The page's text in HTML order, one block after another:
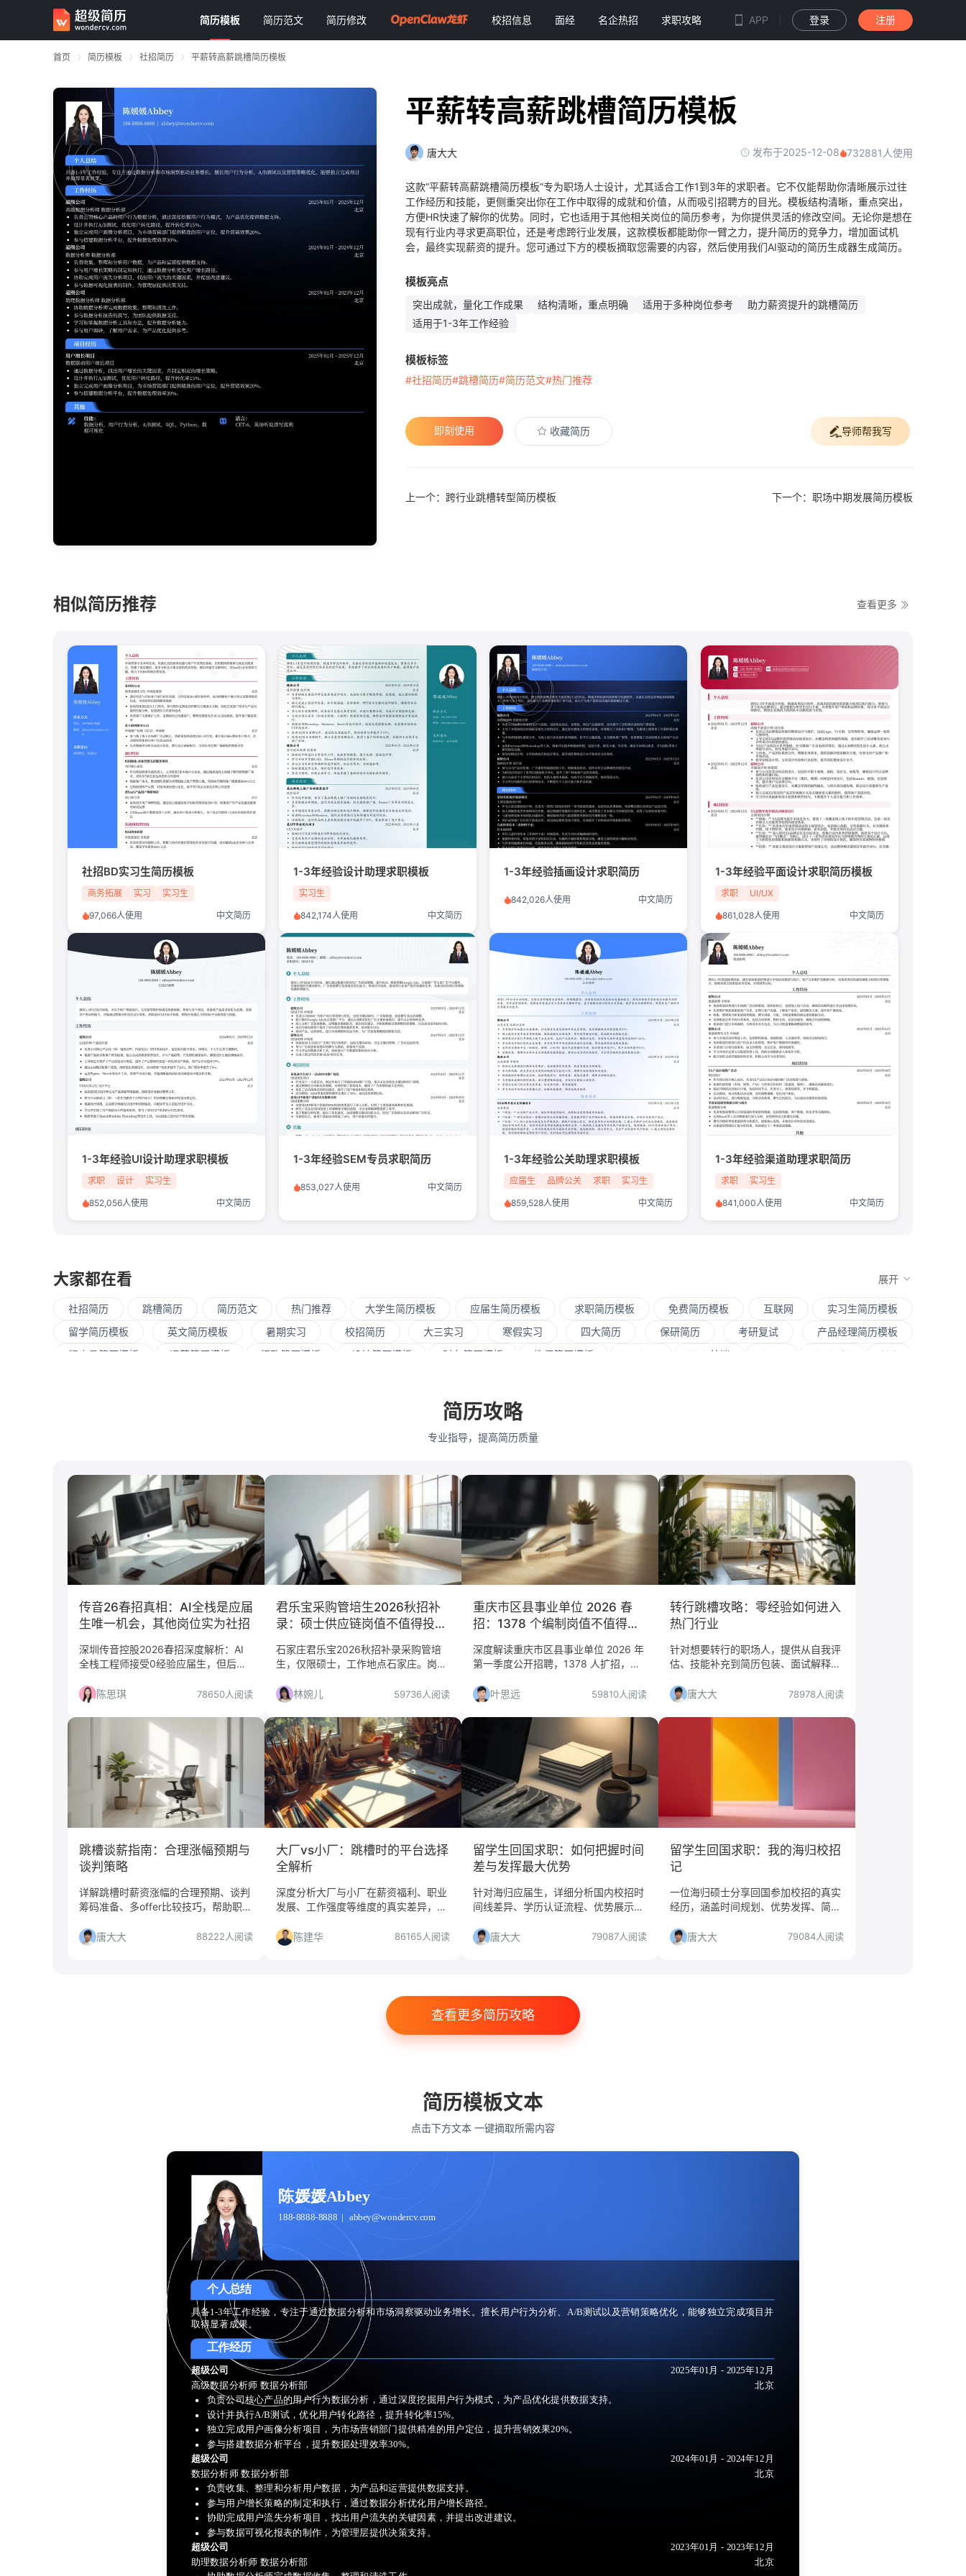
简历模板 简历范文 简历修改 校招信息 面经 名企热招 求职攻略 APP 登录 注册
首页 简历模板 社招简历 平薪转高薪跳槽简历模板
平薪转高薪跳槽简历模板
唐大大 发布于2025-12-08 732881人使用
这款“平薪转高薪跳槽简历模板”专为职场人士设计，尤其适合工作1到3年的求职者。它不仅能帮助你清晰展示过往
工作经历和技能，更侧重突出你在工作中取得的成就和价值，从而吸引招聘方的目光。模板结构清晰，重点突出，
方便HR快速了解你的优势。同时，它也适用于其他相关岗位的简历参考，为你提供灵活的修改空间。无论你是想在
现有行业内寻求更高职位，还是考虑跨行业发展，这款模板都能助你一臂之力，提升简历的竞争力，增加面试机
会，最终实现薪资的提升。您可通过下方的模板摘取您需要的内容，然后使用我们AI驱动的简历生成器生成简历。
模板亮点
突出成就，量化工作成果 结构清晰，重点明确 适用于多种岗位参考
助力薪资提升的跳槽简历
适用于1-3年工作经验
模板标签
#社招简历#跳槽简历#简历范文#热门推荐
即刻使用 收藏简历 导师帮我写
上一个：跨行业跳槽转型简历模板 下一个：职场中期发展简历模板
相似简历推荐 查看更多
社招BD实习生简历模板
商务拓展 实习 实习生
97,066人使用 中文简历
1-3年经验设计助理求职模板
实习生
842,174人使用 中文简历
1-3年经验插画设计求职简历
842,026人使用 中文简历
1-3年经验平面设计求职简历模板
求职 UI/UX
861,028人使用 中文简历
1-3年经验UI设计助理求职模板
求职 设计 实习生
852,056人使用 中文简历
1-3年经验SEM专员求职简历
853,027人使用 中文简历
1-3年经验公关助理求职模板
应届生 品牌公关 求职 实习生
859,528人使用 中文简历
1-3年经验渠道助理求职简历
求职 实习生
841,000人使用 中文简历
大家都在看 展开
社招简历 跳槽简历 简历范文 热门推荐 大学生简历模板 应届生简历模板 求职简历模板 免费简历模板 互联网
实习生简历模板
留学简历模板
英文简历模板 暑期实习 校招简历 大三实习 寒假实习 四大简历 保研简历 考研复试
产品经理简历模板
程序员简历模板
运营简历模板 行政简历模板 设计简历模板 财务简历模板 教师简历模板 python Web前端 Java Andorid
iOS
市场/营销 采购贸易
浙江大学 武汉大学
深圳大学 暨南大学
计算机科学与技术
经济学 艺术与设计 电子信息工程 教育学 语言类专业
简历攻略
专业指导，提高简历质量
传音26春招真相：AI全栈是应届
生唯一机会，其他岗位实为社招
深圳传音控股2026春招深度解析：AI
全栈工程师接受0经验应届生，但后端/
你精准避坑，判断值不值得投。
陈思琪 78650人阅读
君乐宝采购管培生2026秋招补
录：硕士供应链岗值不值得投？
石家庄君乐宝2026秋招补录采购管培
生，仅限硕士，工作地点石家庄。岗位
机会还是地域妥协？本文详解岗位含金
量、适合人群及避坑指南。
林婉儿 59736人阅读
重庆市区县事业单位 2026 春
招：1378 个编制岗值不值得
深度解读重庆市区县事业单位 2026 年
第一季度公开招聘，1378 人扩招，学
区选择及报名风险，助你精准上岸。
叶思远 59810人阅读
转行跳槽攻略：零经验如何进入
热门行业
针对想要转行的职场人，提供从自我评
估、技能补充到简历包装、面试解释的
唐大大
78978人阅读
跳槽谈薪指南：合理涨幅预期与
谈判策略
详解跳槽时薪资涨幅的合理预期、谈判
筹码准备、多offer比较技巧，帮助职场
唐大大
88222人阅读
大厂vs小厂：跳槽时的平台选择
全解析
深度分析大厂与小厂在薪资福利、职业
发展、工作强度等维度的真实差异，结
槽决策。
陈建华 86165人阅读
留学生回国求职：如何把握时间
差与发挥最大优势
针对海归应届生，详细分析国内校招时
间线差异、学历认证流程、优势展示策
荐。唐大大 79087人阅读
留学生回国求职：我的海归校招
记
一位海归硕士分享回国参加校招的真实
经历，涵盖时间规划、优势发挥、简历
可操作的求职策略。
唐大大 79084人阅读
查看更多简历攻略
简历模板文本
点击下方文本 一键摘取所需内容
陈媛媛Abbey
188-8888-8888 abbey@wondercv.com
个人总结
具备1-3年工作经验，专注于通过数据分析和市场洞察驱动业务增长。擅长用户行为分析、A/B测试以及营销策略优化，能够独立完成项目并
取得显著成果。
工作经历
超级公司 2025年01月 - 2025年12月
高级数据分析师 数据分析部 北京
负责公司核心产品的用户行为数据分析，通过深度挖掘用户行为模式，为产品优化提供数据支持。
设计并执行A/B测试，优化用户转化路径，提升转化率15%。
独立完成用户画像分析项目，为市场营销部门提供精准的用户定位，提升营销效果20%。
参与搭建数据分析平台，提升数据处理效率30%。
超级公司
2024年01月 - 2024年12月
数据分析师 数据分析部
北京
负责收集、整理和分析用户数据，为产品和运营提供数据支持。
参与用户增长策略的制定和执行，通过数据分析优化用户增长路径。
协助完成用户流失分析项目，找出用户流失的关键因素，并提出改进建议。
参与数据可视化报表的制作，为管理层提供决策支持。
超级公司
2023年01月 - 2023年12月
助理数据分析师 数据分析部
北京